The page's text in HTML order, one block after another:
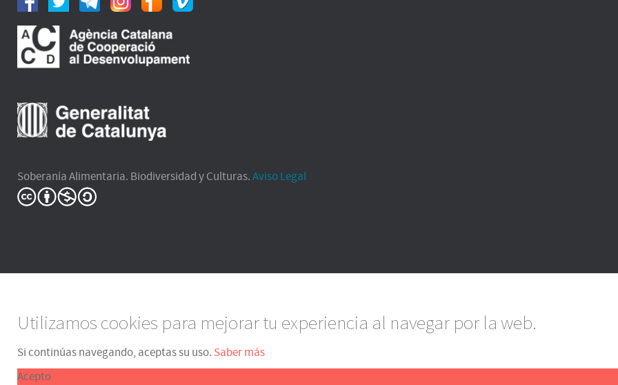
Soberanía Alimentaria. Biodiversidad y Culturas.Aviso Legal
Utilizamos cookies para mejorar tu experiencia al navegar por la web.
Si continúas navegando, aceptas su uso. Saber más
Acepto